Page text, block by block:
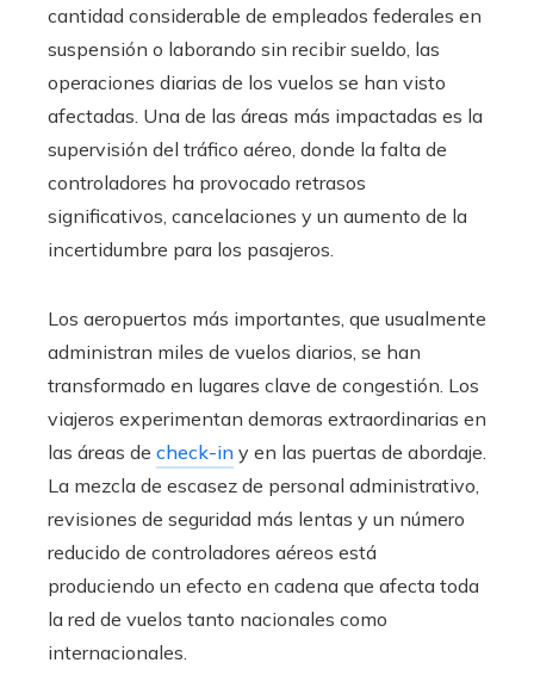
cantidad considerable de empleados federales en
suspensión o laborando sin recibir sueldo, las
operaciones diarias de los vuelos se han visto
afectadas. Una de las áreas más impactadas es la
supervisión del tráfico aéreo, donde la falta de
controladores ha provocado retrasos
significativos, cancelaciones y un aumento de la
incertidumbre para los pasajeros.
Los aeropuertos más importantes, que usualmente
administran miles de vuelos diarios, se han
transformado en lugares clave de congestión. Los
viajeros experimentan demoras extraordinarias en
las áreas de check-in y en las puertas de abordaje.
La mezcla de escasez de personal administrativo,
revisiones de seguridad más lentas y un número
reducido de controladores aéreos está
produciendo un efecto en cadena que afecta toda
la red de vuelos tanto nacionales como
internacionales.